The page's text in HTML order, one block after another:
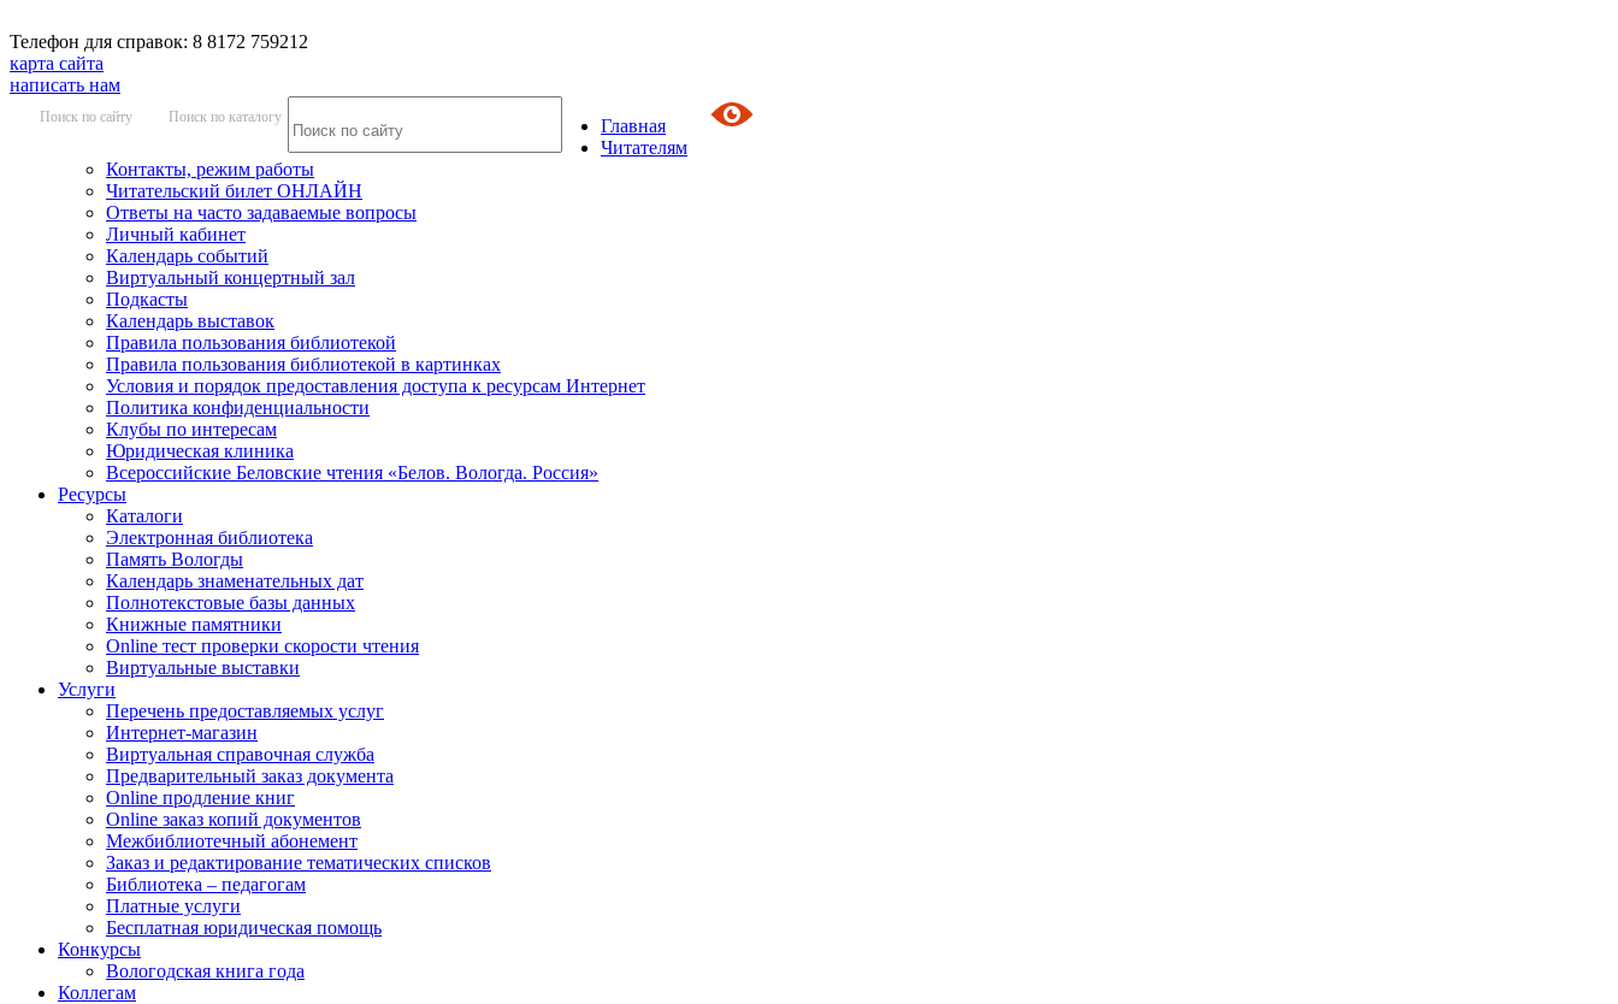
Телефон для справок: 8 8172 759212
карта сайта
написать нам
Поиск по сайту Поиск по каталогу
Главная
Читателям
Контакты, режим работы
Читательский билет ОНЛАЙН
Ответы на часто задаваемые вопросы
Личный кабинет
Календарь событий
Виртуальный концертный зал
Подкасты
Календарь выставок
Правила пользования библиотекой
Правила пользования библиотекой в картинках
Условия и порядок предоставления доступа к ресурсам Интернет
Политика конфиденциальности
Клубы по интересам
Юридическая клиника
Всероссийские Беловские чтения «Белов. Вологда. Россия»
Ресурсы
Каталоги
Электронная библиотека
Память Вологды
Календарь знаменательных дат
Полнотекстовые базы данных
Книжные памятники
Online тест проверки скорости чтения
Виртуальные выставки
Услуги
Перечень предоставляемых услуг
Интернет-магазин
Виртуальная справочная служба
Предварительный заказ документа
Online продление книг
Online заказ копий документов
Межбиблиотечный абонемент
Заказ и редактирование тематических списков
Библиотека – педагогам
Платные услуги
Бесплатная юридическая помощь
Конкурсы
Вологодская книга года
Коллегам